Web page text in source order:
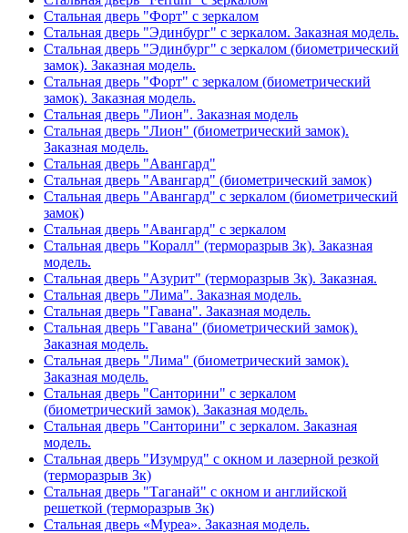
Стальная дверь "Форт" с зеркалом
Стальная дверь "Эдинбург" с зеркалом. Заказная модель.
Стальная дверь "Эдинбург" с зеркалом (биометрический
замок). Заказная модель.
Стальная дверь "Форт" с зеркалом (биометрический
замок). Заказная модель.
Стальная дверь "Лион". Заказная модель
Стальная дверь "Лион" (биометрический замок).
Заказная модель.
Стальная дверь "Авангард"
Стальная дверь "Авангард" (биометрический замок)
Стальная дверь "Авангард" с зеркалом (биометрический
замок)
Стальная дверь "Авангард" с зеркалом
Стальная дверь "Коралл" (терморазрыв 3к). Заказная
модель.
Стальная дверь "Азурит" (терморазрыв 3к). Заказная.
Стальная дверь "Лима". Заказная модель.
Стальная дверь "Гавана". Заказная модель.
Стальная дверь "Гавана" (биометрический замок).
Заказная модель.
Стальная дверь "Лима" (биометрический замок).
Заказная модель.
Стальная дверь "Санторини" с зеркалом
(биометрический замок). Заказная модель.
Стальная дверь "Санторини" с зеркалом. Заказная
модель.
Стальная дверь "Изумруд" с окном и лазерной резкой
(терморазрыв 3к)
Стальная дверь "Таганай" с окном и английской
решеткой (терморазрыв 3к)
Стальная дверь «Муреа». Заказная модель.